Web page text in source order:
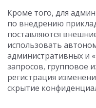
Кроме того, для
по внедрению
поставляются
использовать
административных и
запросов, групповое
регистрация
скрытие